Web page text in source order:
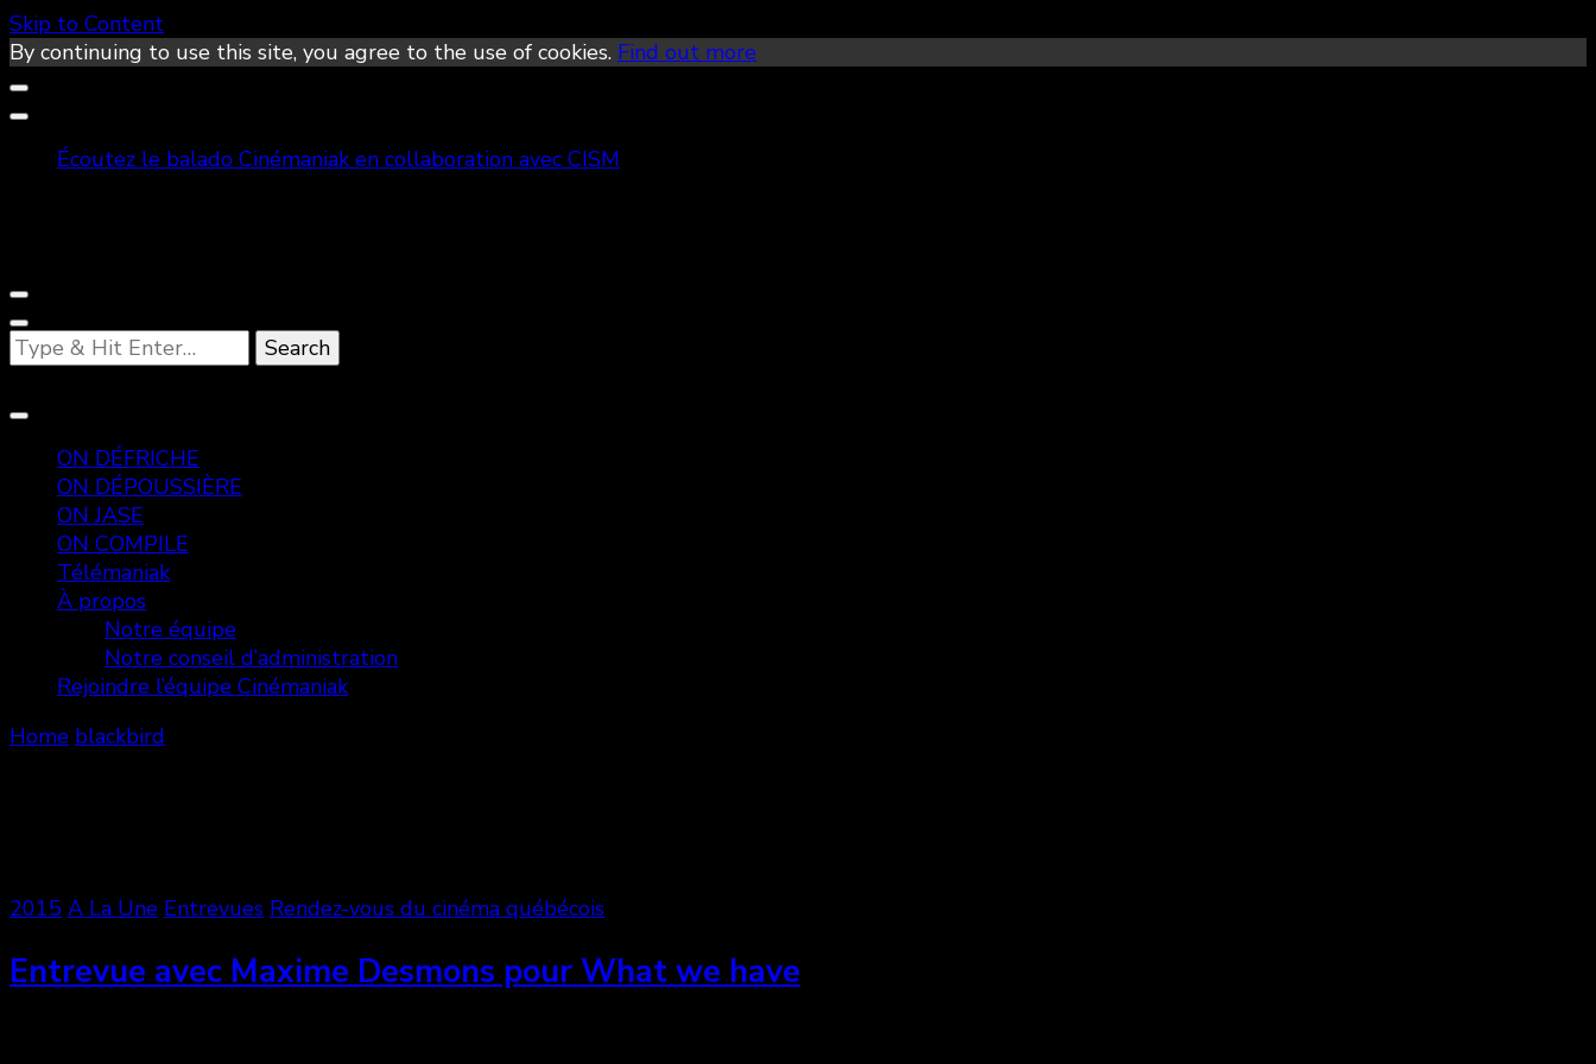
Skip to Content
By continuing to use this site, you agree to the use of cookies. Find out more
Écoutez le balado Cinémaniak en collaboration avec CISM
Looking
for
ON DÉFRICHE
ON DÉPOUSSIÈRE
ON JASE
ON COMPILE
Télémaniak
À propos
Notre équipe
Notre conseil d’administration
Rejoindre l’équipe Cinémaniak
Home blackbird
2015 A La Une Entrevues Rendez-vous du cinéma québécois
Entrevue avec Maxime Desmons pour What we have